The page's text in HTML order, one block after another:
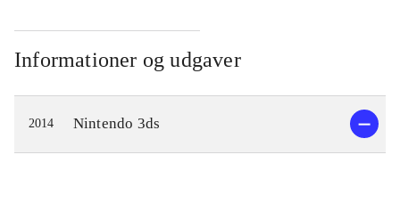
Informationer og udgaver
2014 Nintendo 3ds